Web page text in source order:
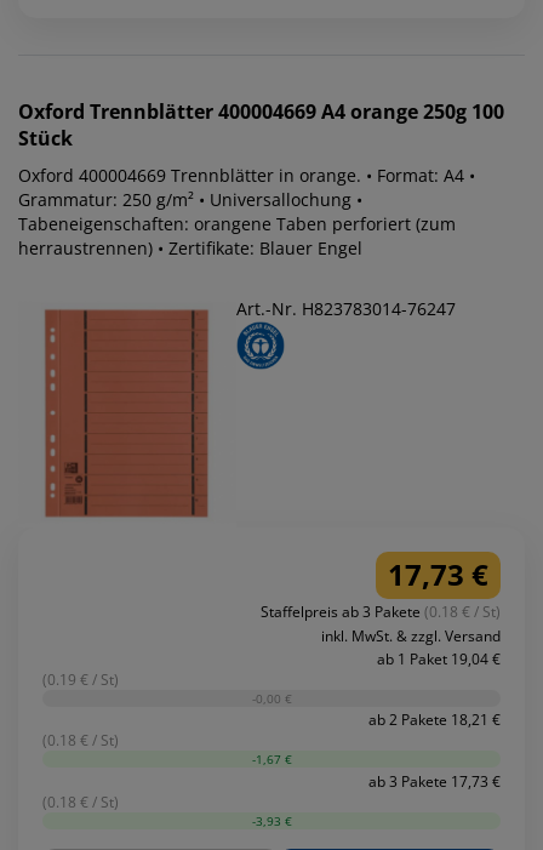
Oxford Trennblätter 400004669 A4 orange 250g 100
Stück
Oxford 400004669 Trennblätter in orange. • Format: A4 •
Grammatur: 250 g/m² • Universallochung •
Tabeneigenschaften: orangene Taben perforiert (zum
herraustrennen) • Zertifikate: Blauer Engel
Art.-Nr. H823783014-76247
17,73 €
Staffelpreis ab 3 Pakete (0.18 € / St)
inkl. MwSt. & zzgl. Versand
ab 1 Paket 19,04 €
(0.19 € / St)
-0,00 €
ab 2 Pakete 18,21 €
(0.18 € / St)
-1,67 €
ab 3 Pakete 17,73 €
(0.18 € / St)
-3,93 €